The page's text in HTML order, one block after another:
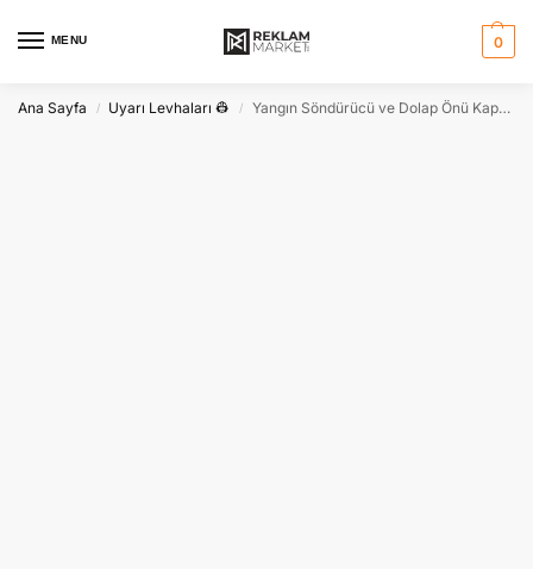
MENU 0
Ana Sayfa / Uyarı Levhaları 👷 / Yangın Söndürücü ve Dolap Önü Kapatma Yasaktır Levhası